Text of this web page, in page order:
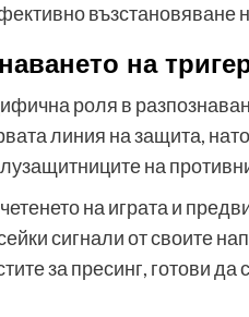
възстановяване
на
роля в
линия на защита,
на
на играта и
сигнали от своите
за пресинг, готови да